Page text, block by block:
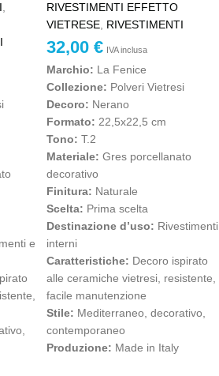
e
RIVESTIMENTI EFFETTO
VIETRESE RIVESTIMENTI
32,00 € IVA inclusa
Marchio: La Fenice
Collezione: Polveri Vietresi
Decoro: Nerano
Formato: 22,5x22,5 cm
Tono: T.2
Materiale: Gres porcellanato
decorativo
Finitura: Naturale
Scelta: Prima scelta
Destinazione d’uso: Rivestimenti
interni
Caratteristiche: Decoro ispirato
alle ceramiche vietresi, resistente,
facile manutenzione
Stile: Mediterraneo, decorativo,
contemporaneo
Produzione: Made in Italy